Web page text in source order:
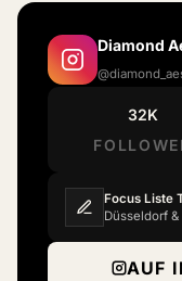
Diamond
32K
Focus Liste
Düsseldorf
AUF